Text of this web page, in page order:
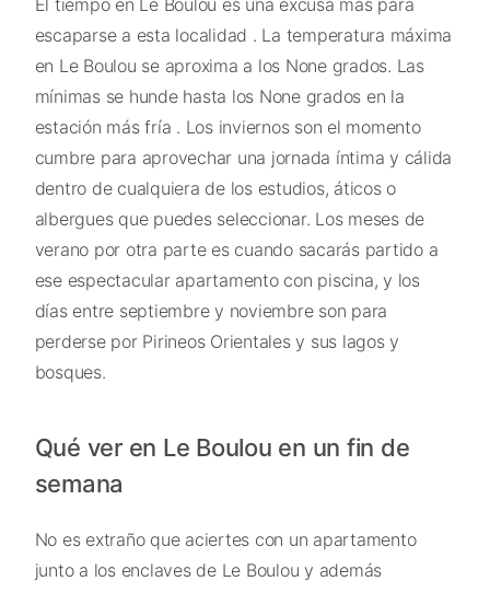
escaparse a esta localidad . La temperatura máxima
en Le Boulou se aproxima a los None grados. Las
mínimas se hunde hasta los None grados en la
estación más fría . Los inviernos son el momento
cumbre para aprovechar una jornada íntima y cálida
dentro de cualquiera de los estudios, áticos o
albergues que puedes seleccionar. Los meses de
verano por otra parte es cuando sacarás partido a
ese espectacular apartamento con piscina, y los
días entre septiembre y noviembre son para
perderse por Pirineos Orientales y sus lagos y
bosques.
Qué ver en Le Boulou en un fin de
semana
No es extraño que aciertes con un apartamento
junto a los enclaves de Le Boulou y además